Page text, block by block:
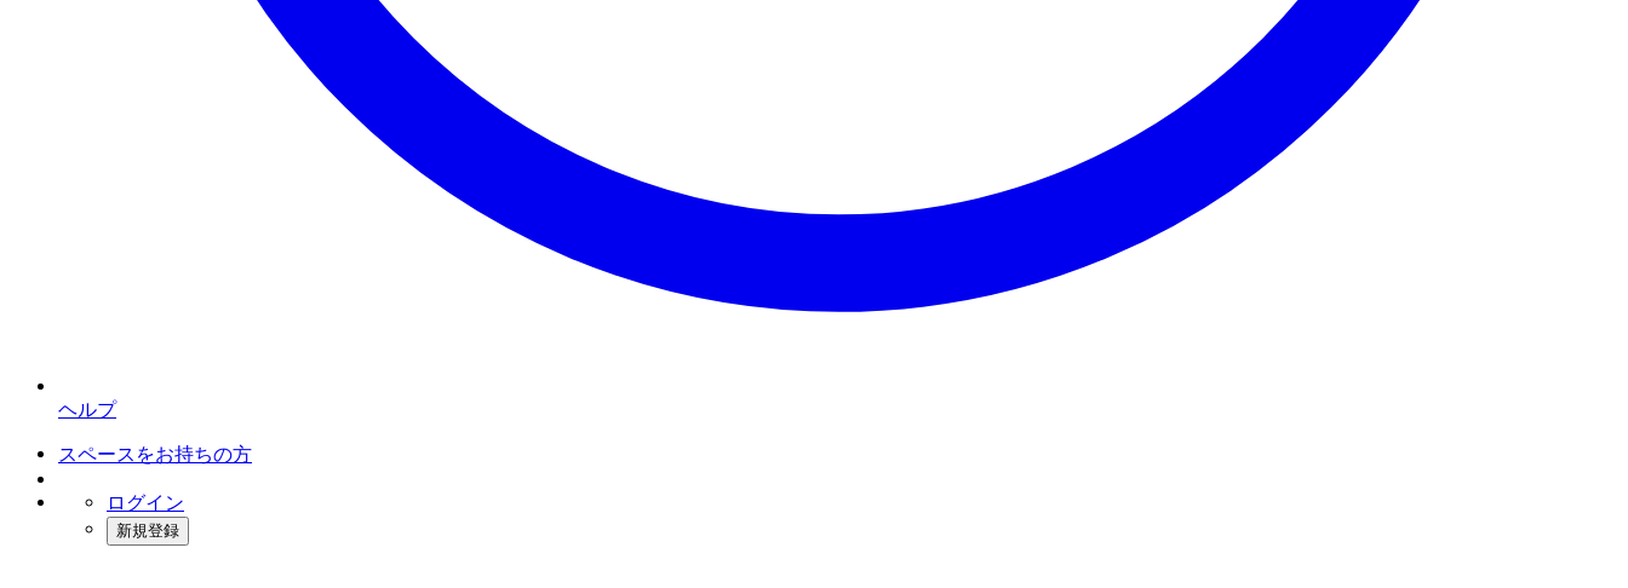
ヘルプ
スペースをお持ちの方
ログイン
新規登録